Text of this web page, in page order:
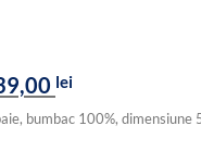
leiPrețul
este:
bumbac 100%,